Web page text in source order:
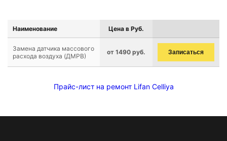
Наименование Цена в Руб.
Замена датчика массового
расхода воздуха (ДМРВ)
от 1490 руб. Записаться
Прайс-лист на ремонт Lifan Celliya